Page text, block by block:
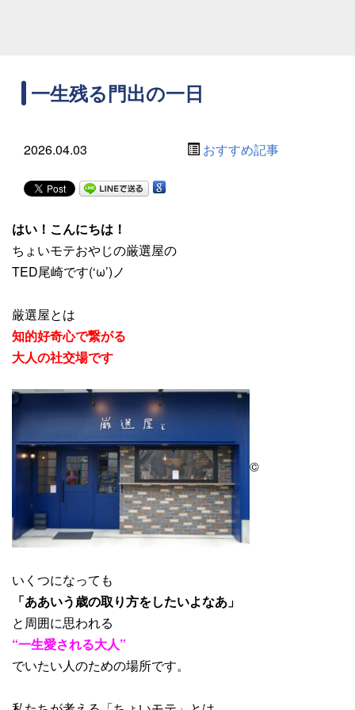
一生残る門出の一日
2026.04.03 おすすめ記事
はい！こんにちは！
ちょいモテおやじの厳選屋の
TED尾崎です(‘ω’)ノ
厳選屋とは
知的好奇心で繋がる
大人の社交場です
©
いくつになっても
「ああいう歳の取り方をしたいよなあ」
と周囲に思われる
“一生愛される大人”
でいたい人のための場所です。